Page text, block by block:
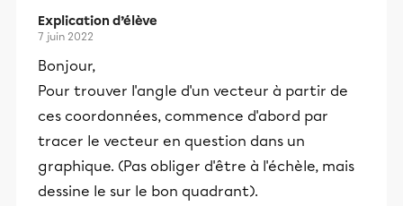
Explication d’élève
7 juin 2022
Bonjour,
Pour trouver l'angle d'un vecteur à partir de
ces coordonnées, commence d'abord par
tracer le vecteur en question dans un
graphique. (Pas obliger d'être à l'échèle, mais
dessine le sur le bon quadrant).